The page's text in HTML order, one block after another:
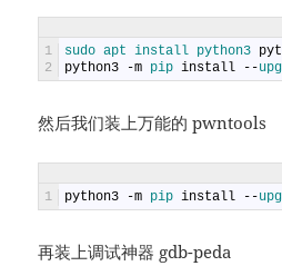
1
2
sudo apt install python3
python3
-m pip install --
然后我们装上万能的 pwntools
1 python3 -m pip install --
再装上调试神器 gdb-peda